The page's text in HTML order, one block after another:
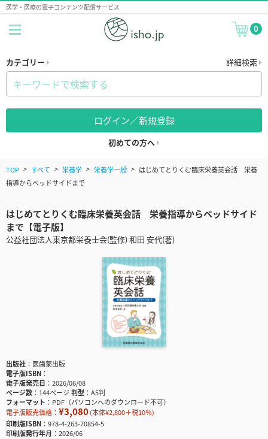
医学・医療の電子コンテンツ配信サービス
0
カテゴリー 詳細検索
ログイン／新規登録
初めての方へ
TOP すべて 栄養学 栄養学一般
はじめてとりくむ臨床栄養英会話 栄養
指導からベッドサイドまで
はじめてとりくむ臨床栄養英会話 栄養指導からベッドサイド
まで【電子版】
公益社団法人東京都栄養士会(監修) 和田 安代(著)
出版社
医歯薬出版
電子版ISBN
電子版発売日
2026/06/08
ページ数
144ページ判型
A5判
フォーマット
PDF（パソコンへのダウンロード不可）
電子版販売価格： ¥3,080(本体¥2,800＋税10％)
印刷版ISBN
978-4-263-70854-5
印刷版発行年月
2026/06